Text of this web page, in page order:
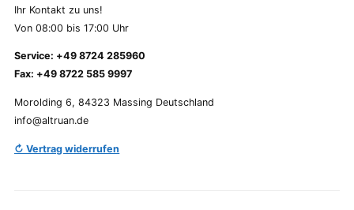
Ihr Kontakt zu uns!
Von 08:00 bis 17:00 Uhr
Service: +49 8724 285960
Fax: +49 8722 585 9997
Morolding 6, 84323 Massing Deutschland
info@altruan.de
↻ Vertrag widerrufen